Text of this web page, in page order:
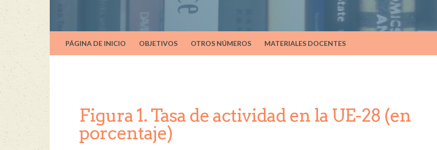
PÁGINA DE INICIO OBJETIVOS OTROS NÚMEROS MATERIALES DOCENTES
Figura 1. Tasa de actividad en la UE-28 (en
porcentaje)